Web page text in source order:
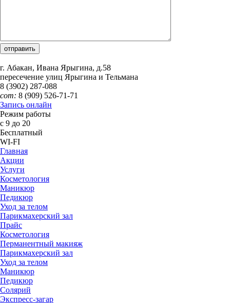
г. Абакан, Ивана Ярыгина, д.58
пересечение улиц Ярыгина и Тельмана
8 (3902) 287-088
сот: 8 (909) 526-71-71
Запись онлайн
Режим работы
с 9 до 20
Бесплатный
WI-FI
Главная
Акции
Услуги
Косметология
Маникюр
Педикюр
Уход за телом
Парикмахерский зал
Прайс
Косметология
Перманентный макияж
Парикмахерский зал
Уход за телом
Маникюр
Педикюр
Солярий
Экспресс-загар